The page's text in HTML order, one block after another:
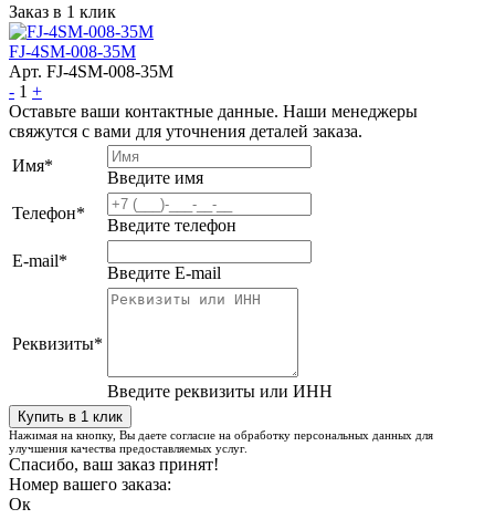
Заказ в 1 клик
FJ-4SM-008-35M
Арт. FJ-4SM-008-35M
- 1 +
Оставьте ваши контактные данные. Наши менеджеры
свяжутся с вами для уточнения деталей заказа.
Имя*
Введите имя
Телефон*
Введите телефон
E-mail*
Введите E-mail
Реквизиты*
Введите реквизиты или ИНН
Нажимая на кнопку, Вы даете согласие на обработку персональных данных для
улучшения качества предоставляемых услуг.
Спасибо, ваш заказ принят!
Номер вашего заказа:
Ок